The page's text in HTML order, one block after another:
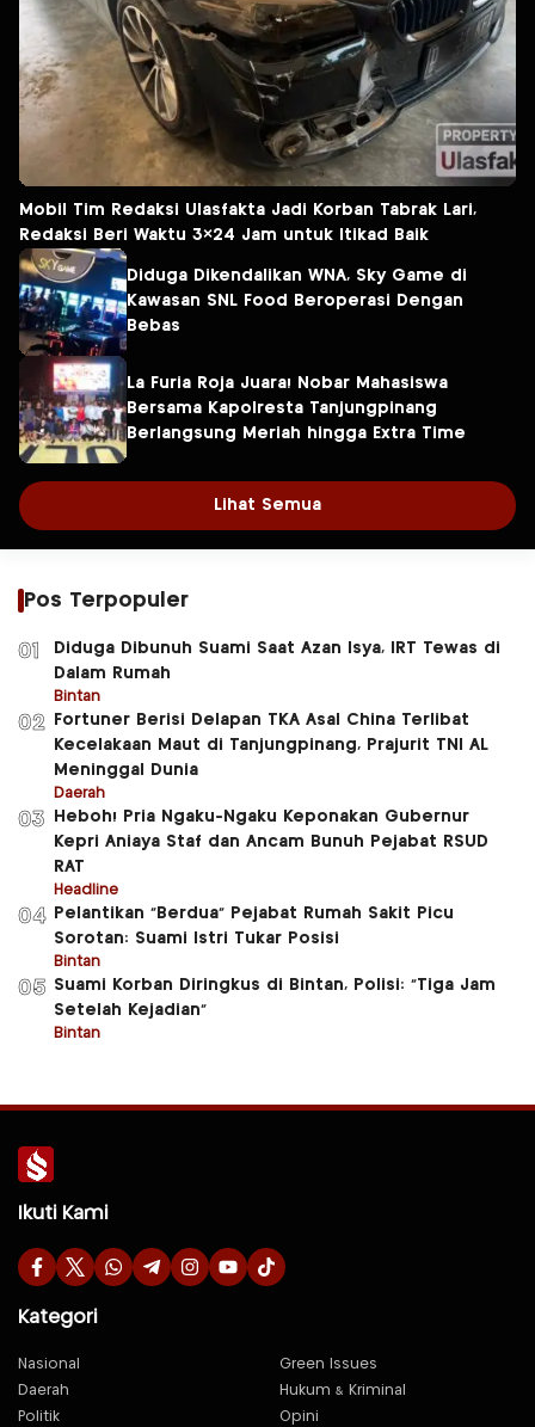
Mobil Tim Redaksi Ulasfakta Jadi Korban Tabrak Lari,
Redaksi Beri Waktu 3×24 Jam untuk Itikad Baik
Diduga Dikendalikan WNA, Sky Game di
Kawasan SNL Food Beroperasi Dengan
Bebas
La Furia Roja Juara! Nobar Mahasiswa
Bersama Kapolresta Tanjungpinang
Berlangsung Meriah hingga Extra Time
Lihat Semua
Pos Terpopuler
01
Diduga Dibunuh Suami Saat Azan Isya, IRT Tewas di
Dalam Rumah
Bintan
02
Fortuner Berisi Delapan TKA Asal China Terlibat
Kecelakaan Maut di Tanjungpinang, Prajurit TNI AL
Meninggal Dunia
Daerah
03
Heboh! Pria Ngaku-Ngaku Keponakan Gubernur
Kepri Aniaya Staf dan Ancam Bunuh Pejabat RSUD
RAT
Headline
04
Pelantikan “Berdua” Pejabat Rumah Sakit Picu
Sorotan: Suami Istri Tukar Posisi
Bintan
05 Suami Korban Diringkus di Bintan, Polisi: “Tiga Jam
Setelah Kejadian”
Bintan
Ikuti Kami
Kategori
Nasional
Green Issues
Daerah
Hukum & Kriminal
Politik
Opini